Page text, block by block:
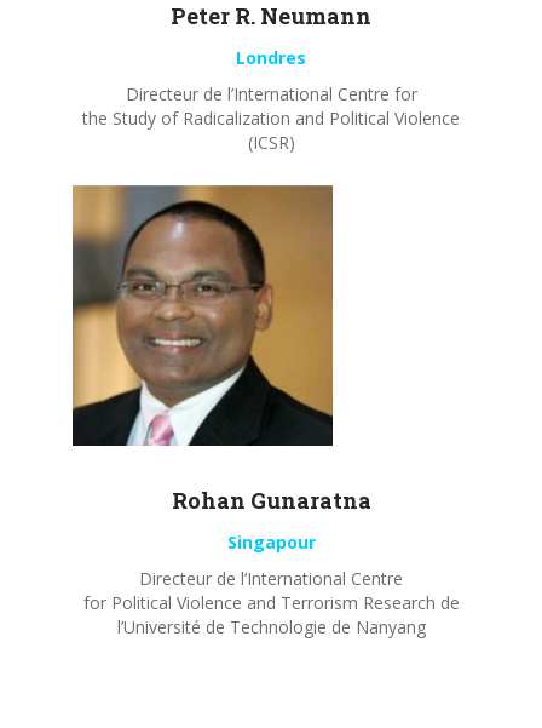
Peter R. Neumann
Londres
Directeur de l’International Centre for
the Study of Radicalization and Political Violence
(ICSR)
Rohan Gunaratna
Singapour
Directeur de l’International Centre
for Political Violence and Terrorism Research de
l’Université de Technologie de Nanyang